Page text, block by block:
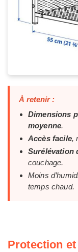
À retenir :
Dimensions
moyenne.
Accès facile,
Surélévation
couchage.
Moins
temps chaud.
Protection